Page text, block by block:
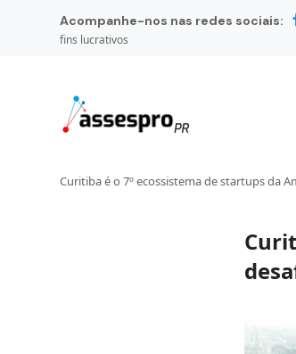
Acompanhe-nos nas redes sociais:
fins lucrativos
Curitiba é o 7º ecossistema de startups da